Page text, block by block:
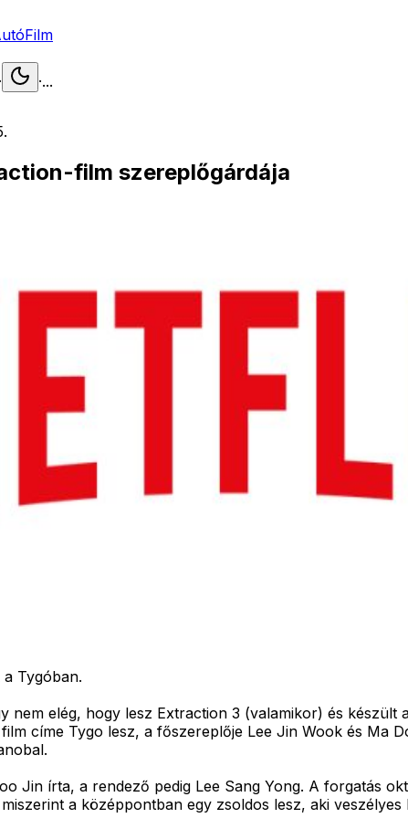
Film
· ·...
film szereplőgárdája
Tygóban.
nem elég, hogy lesz Extraction 3 (valamikor) és
címe Tygo lesz, a főszereplője Lee Jin Wook és Ma
Jin írta, a rendező pedig Lee Sang Yong. A forgatás
a középpontban egy zsoldos lesz, aki